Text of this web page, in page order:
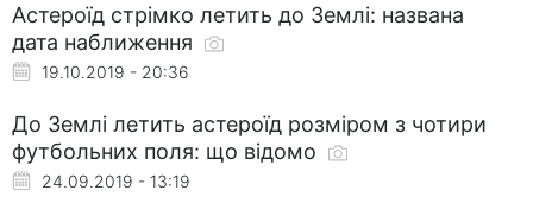
Астероїд стрімко летить до Землі: названа
дата наближення
19.10.2019 - 20:36
До Землі летить астероїд розміром з чотири
футбольних поля: що відомо
24.09.2019 - 13:19